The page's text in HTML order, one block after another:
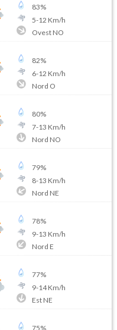
83%
5-12 Km/h
Ovest NO
82%
6-12 Km/h
Nord O
80%
7-13 Km/h
Nord NO
79%
8-13 Km/h
Nord NE
78%
9-13 Km/h
Nord E
77%
9-14Km/h
Est NE
75%